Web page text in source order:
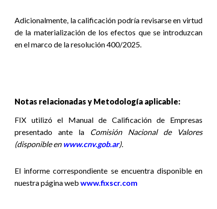
Adicionalmente, la calificación podría revisarse en virtud
de la materialización de los efectos que se introduzcan
en el marco de la resolución 400/2025.
Notas relacionadas y Metodología aplicable:
FIX utilizó el Manual de Calificación de Empresas
presentado ante la
Comisión Nacional de Valores
(disponible en www.cnv.gob.ar).
El informe correspondiente se encuentra disponible en
nuestra página web www.fixscr.com